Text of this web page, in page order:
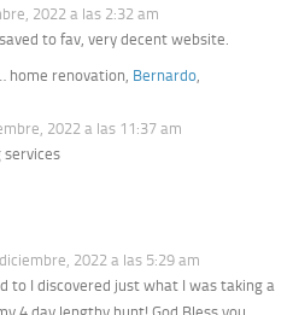
2022 a las 2:32 am
to fav, very decent website.
home renovation, Bernardo,
2022 a las 11:37 am
2022 a las 5:29 am
to I discovered just what I was taking a